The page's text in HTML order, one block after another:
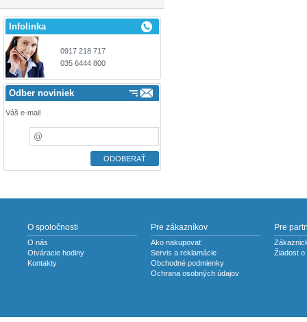
Infolinka
0917 218 717
035 6444 800
Odber noviniek
Váš e-mail
O spoločnosti
O nás
Otváracie hodiny
Kontakty
Pre zákazníkov
Ako nakupovať
Servis a reklamácie
Obchodné podmienky
Ochrana osobných údajov
Pre
Žiadost